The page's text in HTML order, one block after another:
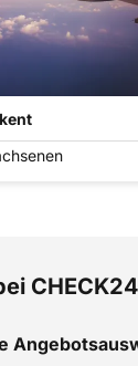
CHECK24